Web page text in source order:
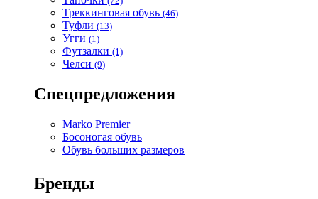
Треккинговая обувь (46)
Туфли (13)
Угги (1)
Футзалки (1)
Челси (9)
Спецпредложения
Marko Premier
Босоногая обувь
Обувь больших размеров
Бренды